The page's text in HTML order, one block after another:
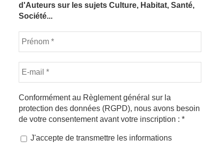
d'Auteurs sur les sujets Culture, Habitat, Santé,
Société...
Conformément au Règlement général sur la
protection des données (RGPD), nous avons besoin
de votre consentement avant votre inscription : *
J'accepte de transmettre les informations